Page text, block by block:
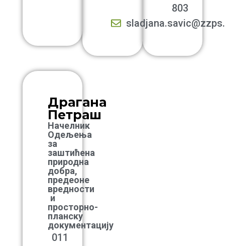
803
Драгана
Петраш
Начелник
Одељења
за
заштићена
природна
добра,
предеоне
вредности
и
просторно-
планску
документацију
011